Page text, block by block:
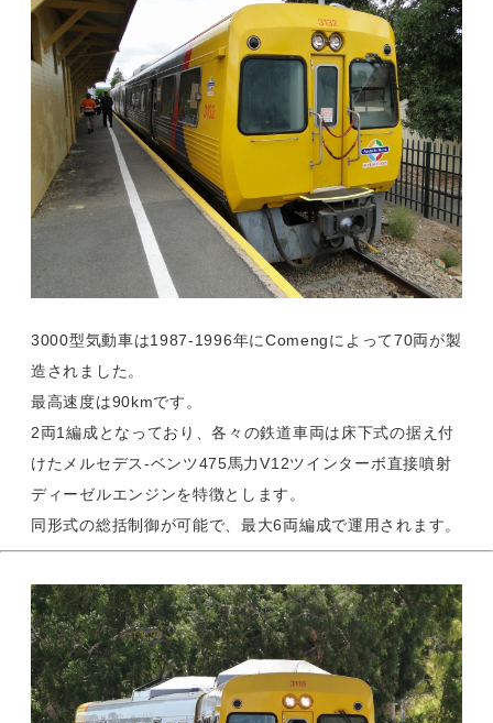
3000型気動車は1987-1996年にComengによって70両が製
造されました。
最高速度は90kmです。
2両1編成となっており、各々の鉄道車両は床下式の据え付
けたメルセデス‐ベンツ475馬力V12ツインターボ直接噴射
ディーゼルエンジンを特徴とします。
同形式の総括制御が可能で、最大6両編成で運用されます。